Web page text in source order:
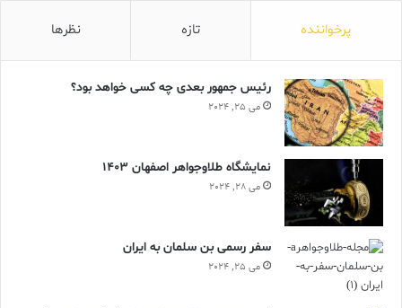
پرخواننده تازه نظرها
رئیس جمهور بعدی چه کسی خواهد بود؟
می 25, 2024
نمایشگاه طلاوجواهر اصفهان 1403
می 28, 2024
سفر رسمی بن سلمان به ایران
می 25, 2024